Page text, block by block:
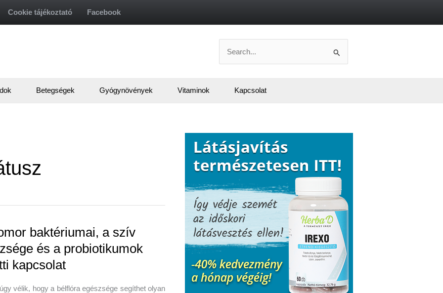
Cookie tájékoztató Facebook
for:
Betegségek Gyógynövények Vitaminok Kapcsolat
baktériumai, a szív
és a probiotikumok
kapcsolat
vélik, hogy a bélflóra egészsége segíthet olyan